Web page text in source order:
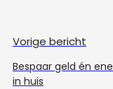
Vorige bericht
Bespaar geld én
in huis